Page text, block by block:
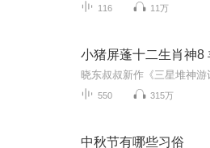
116 11万
550 315万
中秋节有哪些习俗